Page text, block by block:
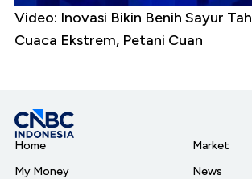
Video: Inovasi Bikin Benih Sayur
Cuaca Ekstrem, Petani Cuan
Home
My Money
Market
News